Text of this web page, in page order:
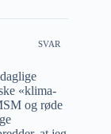
SVAR
«klima-
og røde